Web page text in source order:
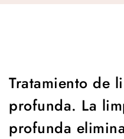
Tratamiento de
profunda. La
profunda